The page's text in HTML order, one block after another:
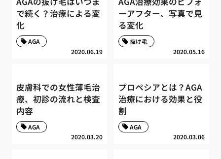
で続く？治療による変
化
2020.06.19
AGA
ーアフター、写真で見
る変化
2020.05.16
抜け毛
皮膚科での女性薄毛治
療、初診の流れと検査
内容
2020.03.20
AGA
プロペシアとは？AGA
治療における効果と役
割
2020.03.06
AGA